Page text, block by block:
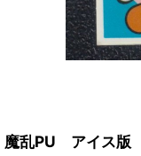
魔乱PU アイス版